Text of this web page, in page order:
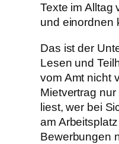
Texte im Alltag
und einordnen
Das ist der
Lesen und
vom Amt nicht
Mietvertrag
liest, wer bei
am
Bewerbungen